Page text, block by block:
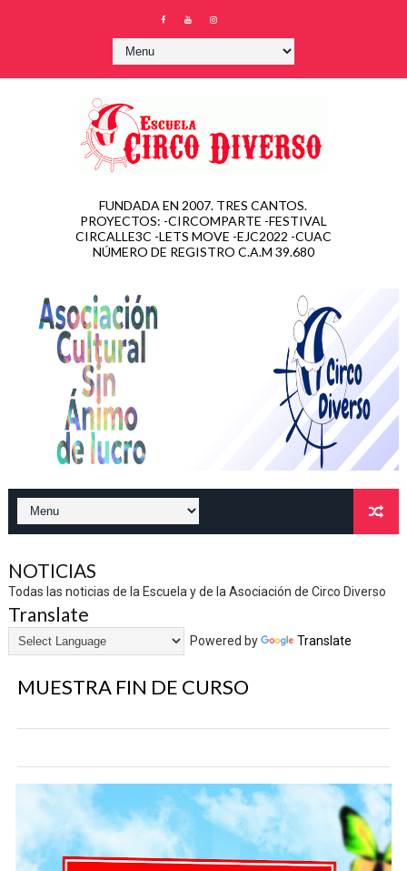
FUNDADA EN 2007. TRES CANTOS.
PROYECTOS: -CIRCOMPARTE -FESTIVAL
CIRCALLE3C -LETS MOVE -EJC2022 -CUAC
NÚMERO DE REGISTRO C.A.M 39.680
NOTICIAS
Todas las noticias de la Escuela y de la Asociación de Circo Diverso
Translate
Powered by Translate
MUESTRA FIN DE CURSO